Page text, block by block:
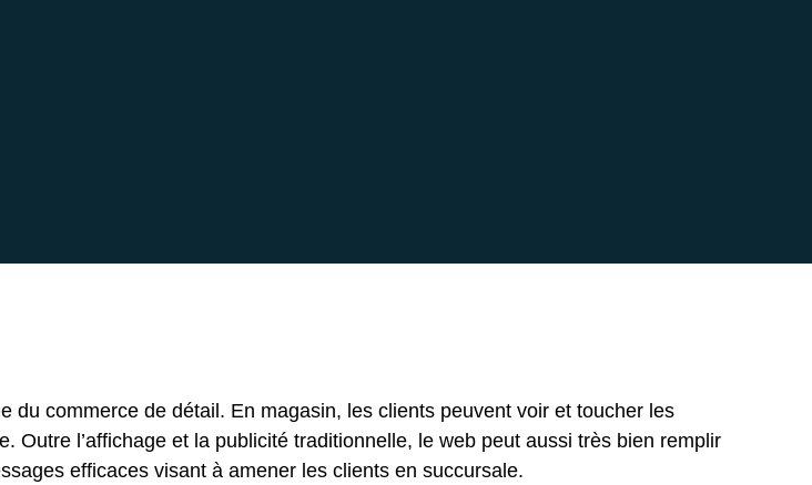
commerce de détail. En magasin, les clients peuvent voir et toucher les
l’affichage et la publicité traditionnelle, le web peut aussi très bien remplir
efficaces visant à amener les clients en succursale.